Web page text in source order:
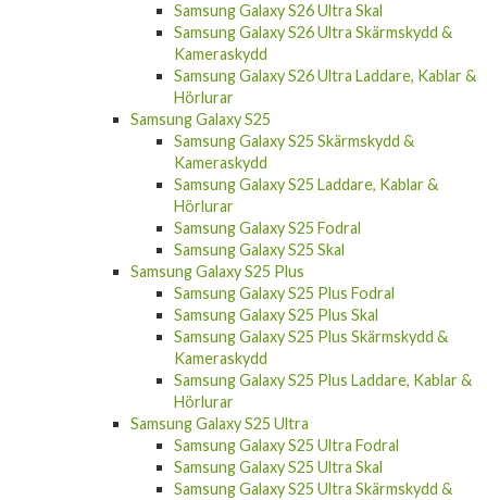
Samsung Galaxy S26 Ultra Skal
Samsung Galaxy S26 Ultra Skärmskydd &
Kameraskydd
Samsung Galaxy S26 Ultra Laddare, Kablar &
Hörlurar
Samsung Galaxy S25
Samsung Galaxy S25 Skärmskydd &
Kameraskydd
Samsung Galaxy S25 Laddare, Kablar &
Hörlurar
Samsung Galaxy S25 Fodral
Samsung Galaxy S25 Skal
Samsung Galaxy S25 Plus
Samsung Galaxy S25 Plus Fodral
Samsung Galaxy S25 Plus Skal
Samsung Galaxy S25 Plus Skärmskydd &
Kameraskydd
Samsung Galaxy S25 Plus Laddare, Kablar &
Hörlurar
Samsung Galaxy S25 Ultra
Samsung Galaxy S25 Ultra Fodral
Samsung Galaxy S25 Ultra Skal
Samsung Galaxy S25 Ultra Skärmskydd &